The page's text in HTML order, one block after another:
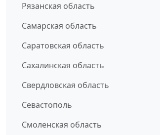
Рязанская область
Самарская область
Саратовская область
Сахалинская область
Свердловская область
Севастополь
Смоленская область